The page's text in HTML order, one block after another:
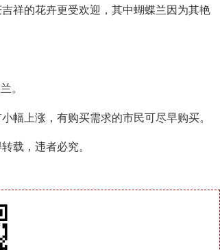
祥的花卉更受欢迎，其中蝴蝶兰因为其艳
。
上涨，有购买需求的市民可尽早购买。
载，违者必究。